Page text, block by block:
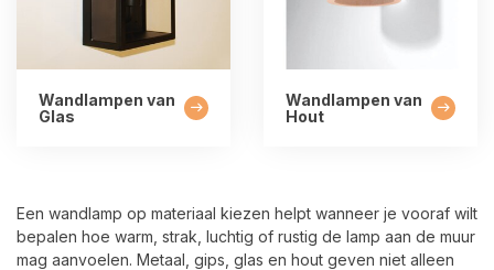
Wandlampen van
Glas
Wandlampen van
Hout
Een wandlamp op materiaal kiezen helpt wanneer je vooraf wilt
bepalen hoe warm, strak, luchtig of rustig de lamp aan de muur
mag aanvoelen. Metaal, gips, glas en hout geven niet alleen